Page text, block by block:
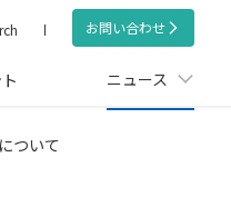
お問い合わせ
ニュース
ついて